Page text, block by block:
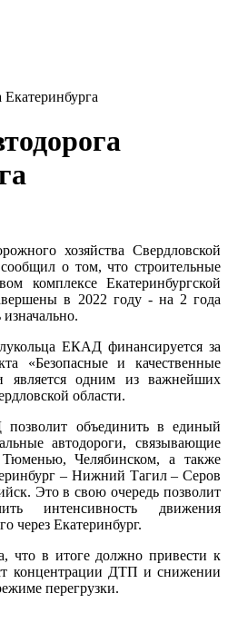
Екатеринбурга
хозяйства Свердловской
о том, что строительные
комплексе Екатеринбургской
в 2022 году - на 2 года
ЕКАД финансируется за
«Безопасные и качественные
является одним из важнейших
области.
объединить в единый
автодороги, связывающие
Челябинском, а также
– Нижний Тагил – Серов
Это в свою очередь позволит
интенсивность движения
через Екатеринбург.
что в итоге должно привести к
концентрации ДТП и снижении
перегрузки.